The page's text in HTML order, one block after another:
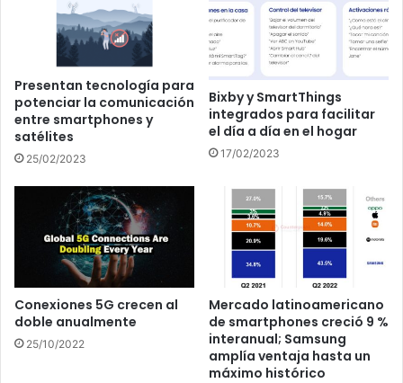
Presentan tecnología para
potenciar la comunicación
entre smartphones y
satélites
25/02/2023
Bixby y SmartThings
integrados para facilitar
el día a día en el hogar
17/02/2023
Conexiones 5G crecen al
doble anualmente
25/10/2022
Mercado latinoamericano
de smartphones creció 9 %
interanual; Samsung
amplía ventaja hasta un
máximo histórico